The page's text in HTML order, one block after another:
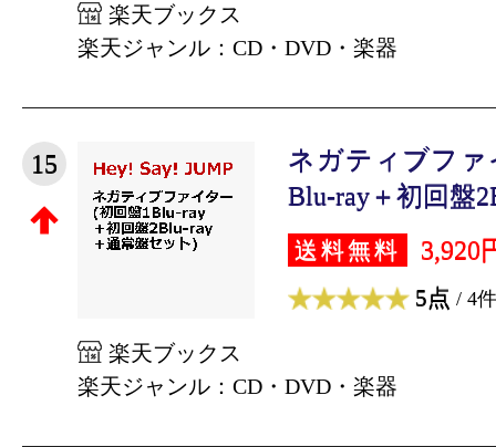
楽天ブックス
楽天ジャンル：CD・DVD・楽器
15
ネガティブファ
Blu-ray＋初回盤
送料無料 3,920
5点 / 4件
楽天ブックス
楽天ジャンル：CD・DVD・楽器